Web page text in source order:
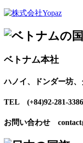
ベトナム本社
ハノイ、ドンダー坊
TEL (+84)92-281-3386
お問い合わせ